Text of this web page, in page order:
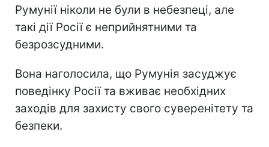
Румунії ніколи не були в небезпеці, але
такі дії Росії є неприйнятними та
безрозсудними.
Вона наголосила, що Румунія засуджує
поведінку Росії та вживає необхідних
заходів для захисту свого суверенітету та
безпеки.